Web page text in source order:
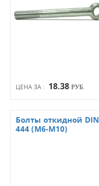
ЦЕНА ЗА : 18.38 РУБ.
Болты откидной DIN
444 (М6-М10)